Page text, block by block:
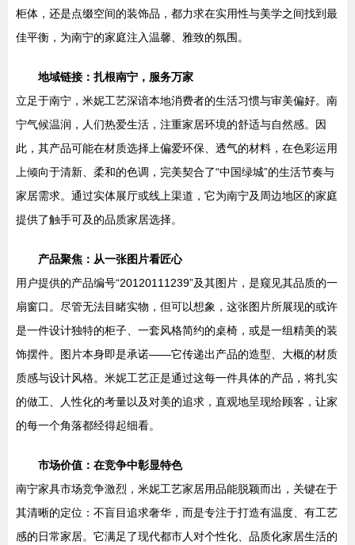
柜体，还是点缀空间的装饰品，都力求在实用性与美学之间找到最
佳平衡，为南宁的家庭注入温馨、雅致的氛围。
地域链接：扎根南宁，服务万家
立足于南宁，米妮工艺深谙本地消费者的生活习惯与审美偏好。南
宁气候温润，人们热爱生活，注重家居环境的舒适与自然感。因
此，其产品可能在材质选择上偏爱环保、透气的材料，在色彩运用
上倾向于清新、柔和的色调，完美契合了“中国绿城”的生活节奏与
家居需求。通过实体展厅或线上渠道，它为南宁及周边地区的家庭
提供了触手可及的品质家居选择。
产品聚焦：从一张图片看匠心
用户提供的产品编号“20120111239”及其图片，是窥见其品质的一
扇窗口。尽管无法目睹实物，但可以想象，这张图片所展现的或许
是一件设计独特的柜子、一套风格简约的桌椅，或是一组精美的装
饰摆件。图片本身即是承诺——它传递出产品的造型、大概的材质
质感与设计风格。米妮工艺正是通过这每一件具体的产品，将扎实
的做工、人性化的考量以及对美的追求，直观地呈现给顾客，让家
的每一个角落都经得起细看。
市场价值：在竞争中彰显特色
南宁家具市场竞争激烈，米妮工艺家居用品能脱颖而出，关键在于
其清晰的定位：不盲目追求奢华，而是专注于打造有温度、有工艺
感的日常家居。它满足了现代都市人对个性化、品质化家居生活的